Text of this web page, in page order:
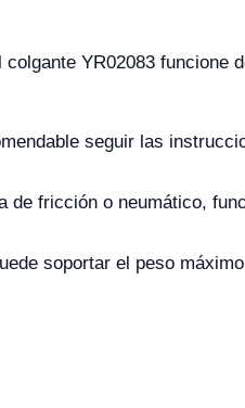
YR02083 funcione
seguir las
de fricción o neumático,
soportar el peso